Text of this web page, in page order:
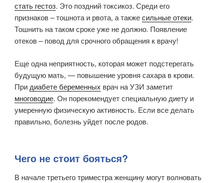
стать гестоз. Это поздний токсикоз. Среди его
признаков – тошнота и рвота, а такжесильные отеки.
Тошнить на таком сроке уже не должно. Появление
отеков – повод для срочного обращения к врачу!
Еще одна неприятность, которая может подстерегать
будущую мать, — повышение уровня сахара в крови.
При диабете беременных врач на УЗИ заметит
многоводие. Он порекомендует специальную диету и
умеренную физическую активность. Если все делать
правильно, болезнь уйдет после родов.
Чего не стоит бояться?
В начале третьего триместра женщину могут волновать